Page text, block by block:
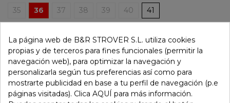
35
36 37 38 39 40 41
-
Añadir Al Carrito
Referencia: 134637
La página web de B&R STROVER S.L. utiliza cookies
propias y de terceros para fines funcionales (permitir la
navegación web), para optimizar la navegación y
personalizarla según tus preferencias así como para
mostrarte publicidad en base a tu perfil de navegación (p.e
páginas visitadas). Clica AQUÍ para más información.